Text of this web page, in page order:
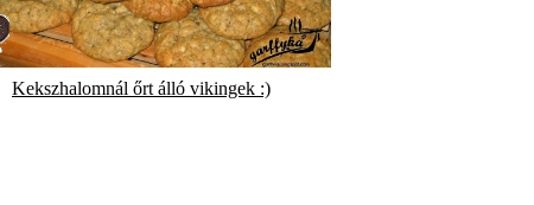
Kekszhalomnál őrt álló vikingek :)